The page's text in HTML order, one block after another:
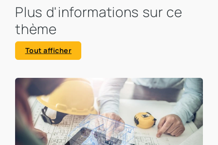
Plus d'informations sur ce
thème
Tout afficher